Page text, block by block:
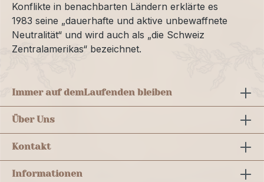
Konflikte in benachbarten Ländern erklärte es
1983 seine „dauerhafte und aktive unbewaffnete
Neutralität“ und wird auch als „die Schweiz
Zentralamerikas“ bezeichnet.
Immer auf demLaufenden bleiben
Über Uns
Kontakt
Informationen